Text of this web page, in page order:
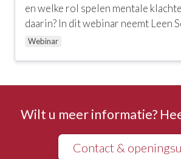
en welke rol spelen mentale
daarin? In dit webinar neemt Leen
Webinar
Wilt u meer informatie?
Contact &